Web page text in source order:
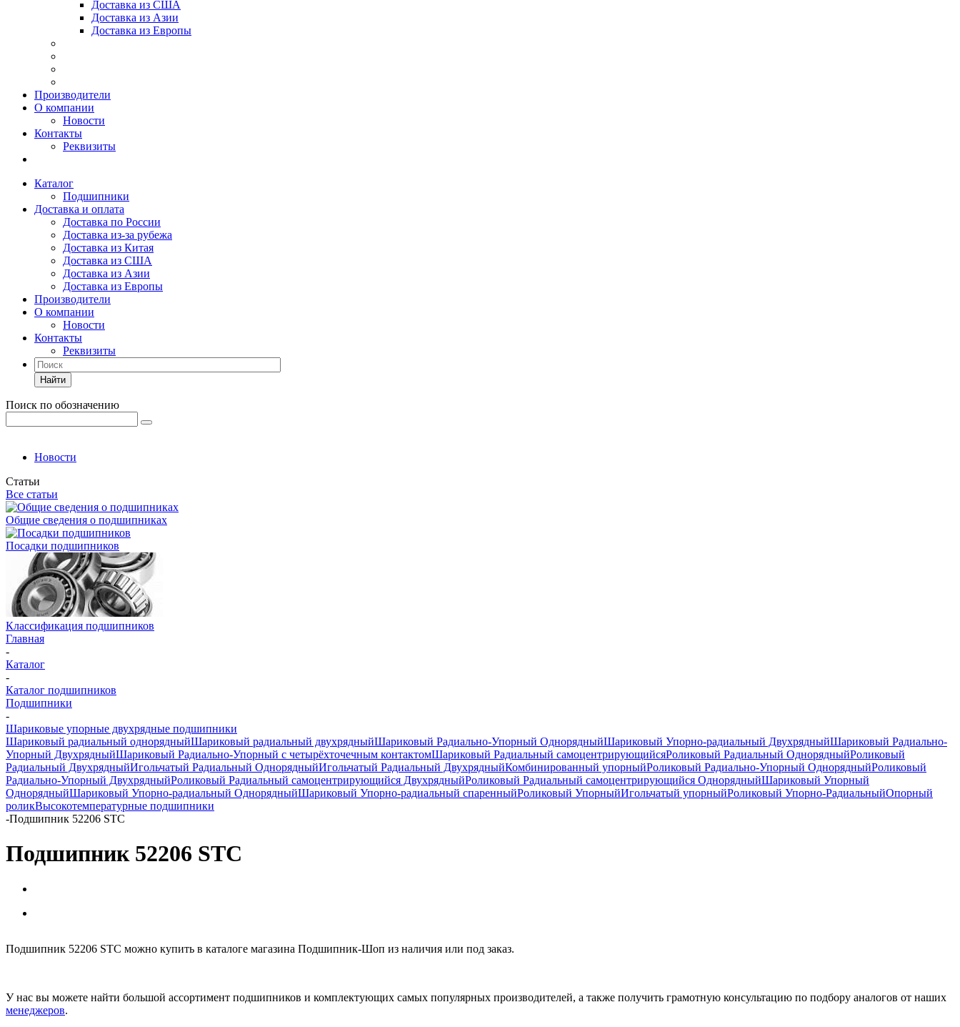
Доставка из США
Доставка из Азии
Доставка из Европы
Производители
О компании
Новости
Контакты
Реквизиты
Каталог
Подшипники
Доставка и оплата
Доставка по России
Доставка из-за рубежа
Доставка из Китая
Доставка из США
Доставка из Азии
Доставка из Европы
Производители
О компании
Новости
Контакты
Реквизиты
Найти
Поиск по обозначению
Новости
Статьи
Все статьи
Общие сведения о подшипниках
Посадки подшипников
Классификация подшипников
Главная
-
Каталог
-
Каталог подшипников
Подшипники
-
Шариковые упорные двухрядные подшипники
Шариковый радиальный однорядныйШариковый радиальный двухрядныйШариковый Радиально-Упорный ОднорядныйШариковый Упорно-радиальный ДвухрядныйШариковый Радиально-
Упорный ДвухрядныйШариковый Радиально-Упорный с четырёхточечным контактомШариковый Радиальный самоцентрирующийсяРоликовый Радиальный ОднорядныйРоликовый
Радиальный ДвухрядныйИгольчатый Радиальный ОднорядныйИгольчатый Радиальный ДвухрядныйКомбинированный упорныйРоликовый Радиально-Упорный ОднорядныйРоликовый
Радиально-Упорный ДвухрядныйРоликовый Радиальный самоцентрирующийся ДвухрядныйРоликовый Радиальный самоцентрирующийся ОднорядныйШариковый Упорный
ОднорядныйШариковый Упорно-радиальный ОднорядныйШариковый Упорно-радиальный спаренныйРоликовый УпорныйИгольчатый упорныйРоликовый Упорно-РадиальныйОпорный
роликВысокотемпературные подшипники
-Подшипник 52206 STC
Подшипник 52206 STC
Подшипник 52206 STC можно купить в каталоге магазина Подшипник-Шоп из наличия или под заказ.
У нас вы можете найти большой ассортимент подшипников и комплектующих самых популярных производителей, а также получить грамотную консультацию по подбору аналогов от наших
менеджеров.